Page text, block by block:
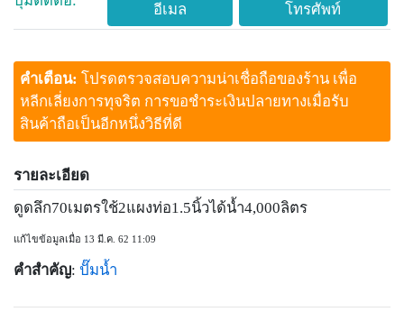
อีเมล โทรศัพท์
คำเตือน: โปรดตรวจสอบความน่าเชื่อถือของร้าน เพื่อ
หลีกเลี่ยงการทุจริต การขอชำระเงินปลายทางเมื่อรับ
สินค้าถือเป็นอีกหนึ่งวิธีที่ดี
รายละเอียด
ดูดลึก70เมตรใช้2แผงท่อ1.5นิ้วได้น้ำ4,000ลิตร
แก้ไขข้อมูลเมื่อ 13 มี.ค. 62 11:09
คำสำคัญ: ปั๊มน้ำ